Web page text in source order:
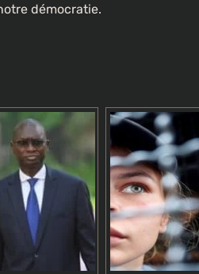
démocratie.